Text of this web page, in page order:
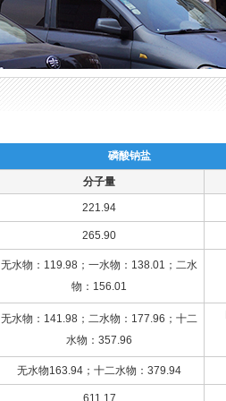
磷酸钠盐
分子量
221.94
265.90
无水物：119.98；一水物：138.01；二水
物：156.01
无水物：141.98；二水物：177.96；十二
水物：357.96
无水物163.94；十二水物：379.94
611.17